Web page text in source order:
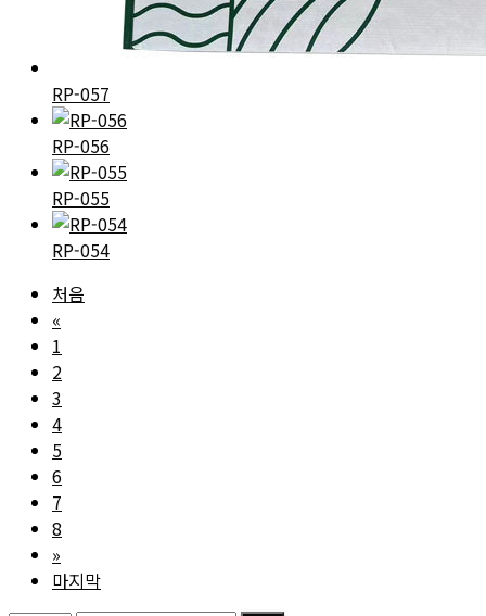
RP-057
RP-056
RP-055
RP-054
처음
«
1
2
3
4
5
6
7
8
»
마지막